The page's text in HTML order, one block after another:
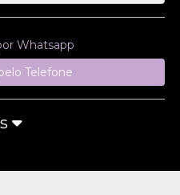
Whatsapp
Telefone